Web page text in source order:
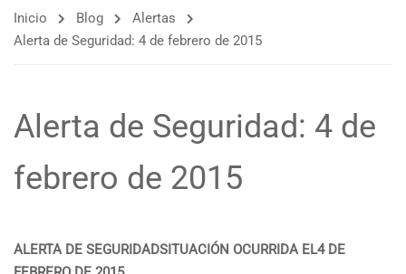
Inicio Blog
Alertas
Alerta de Seguridad: 4 de febrero de 2015
Alerta de Seguridad: 4 de
febrero de 2015
ALERTA DE SEGURIDADSITUACIÓN OCURRIDA EL4 DE